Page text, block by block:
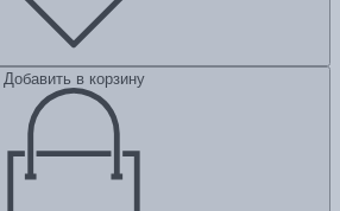
Добавить в корзину